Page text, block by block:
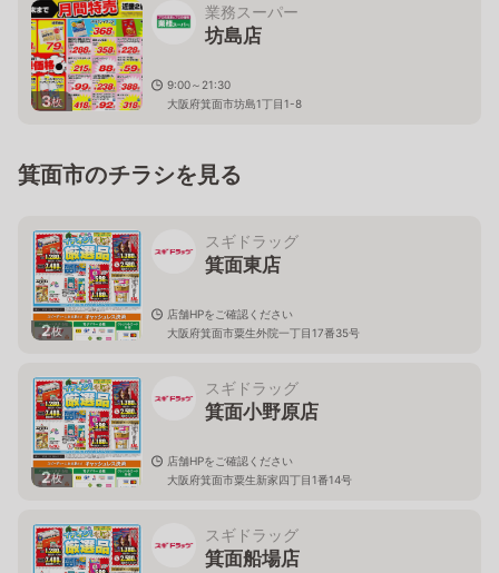
3枚
業務スーパー
坊島店
9:00～21:30
大阪府箕面市坊島1丁目1-8
箕面市のチラシを見る
2枚
スギドラッグ
箕面東店
店舗HPをご確認ください
大阪府箕面市粟生外院一丁目17番35号
2枚
スギドラッグ
箕面小野原店
店舗HPをご確認ください
大阪府箕面市粟生新家四丁目1番14号
スギドラッグ
箕面船場店